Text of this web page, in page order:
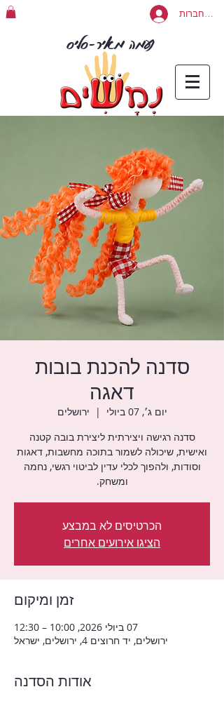
להתחברות
נעמה מאיר-סליס
סדנה להכנת בובות
דאגה
יום ג׳, 07 ביולי
  |
ירושלים
סדנה רגישה ויצירתית ליצירת בובה קטנה
ואישית, שיכולה לשמור בתוכה מחשבות, דאגות
וסודות, ולהפוך לכלי עדין לביטוי רגשי, נחמה
ומשחק.
הכרטיסים לא במבצע
הציגו אירועים אחרים
זמן ומיקום
07 ביולי 2026, 10:00 – 12:30
ירושלים, יד חרוצים 4, ירושלים, ישראל
אודות הסדנה